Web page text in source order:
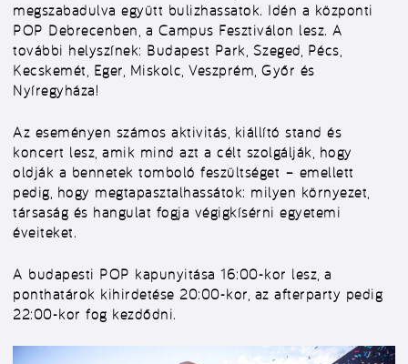
megszabadulva együtt bulizhassatok. Idén a központi
POP Debrecenben, a Campus Fesztiválon lesz. A
további helyszínek: Budapest Park, Szeged, Pécs,
Kecskemét, Eger, Miskolc, Veszprém, Győr és
Nyíregyháza!
Az eseményen számos aktivitás, kiállító stand és
koncert lesz, amik mind azt a célt szolgálják, hogy
oldják a bennetek tomboló feszültséget – emellett
pedig, hogy megtapasztalhassátok: milyen környezet,
társaság és hangulat fogja végigkísérni egyetemi
éveiteket.
A budapesti POP kapunyitása 16:00-kor lesz, a
ponthatárok kihirdetése 20:00-kor, az afterparty pedig
22:00-kor fog kezdődni.